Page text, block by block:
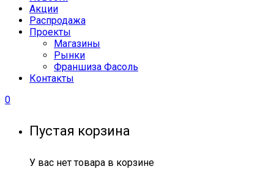
Акции
Распродажа
Проекты
Магазины
Рынки
Франшиза Фасоль
Контакты
0
Пустая корзина
У вас нет товара в корзине